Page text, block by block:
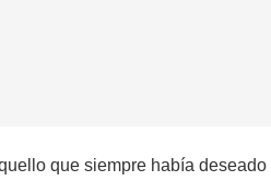
que siempre había